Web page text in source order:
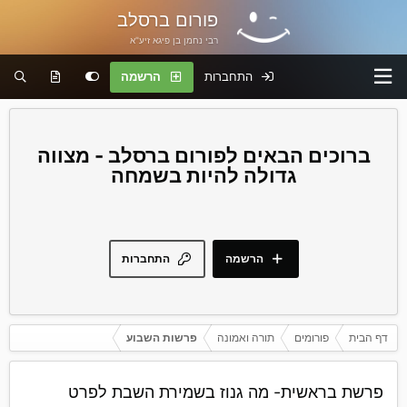
פורום ברסלב
רבי נחמן בן פיגא זיע"א
התחברות הרשמה
פורום ברסלב - מצווה
גדולה להיות בשמחה
התחברות הרשמה
דף הבית פורומים תורה ואמונה פרשות השבוע
פרשת בראשית- מה גנוז בשמירת השבת לפרט